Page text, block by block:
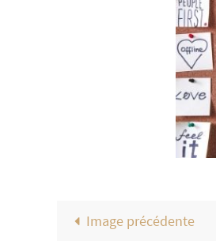
Image précédente